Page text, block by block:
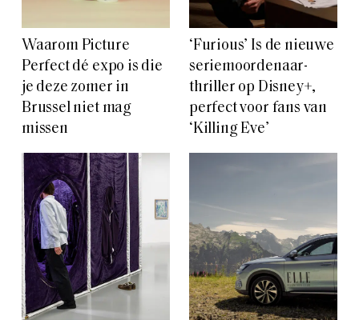
Waarom Picture
Perfect dé expo is die
je deze zomer in
Brussel niet mag
missen
‘Furious’ Is de nieuwe
seriemoordenaar-
thriller op Disney+,
perfect voor fans van
‘Killing Eve’